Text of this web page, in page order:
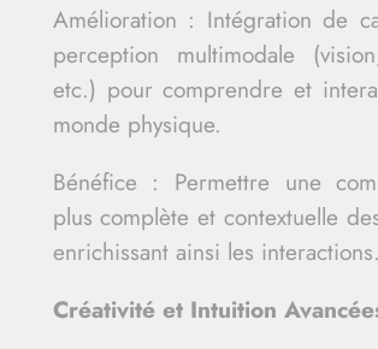
Amélioration : Intégration de
perception multimodale
etc.) pour comprendre et
monde physique.
Bénéfice : Permettre une
plus complète et contextuelle
enrichissant ainsi les interactions.
Créativité et Intuition